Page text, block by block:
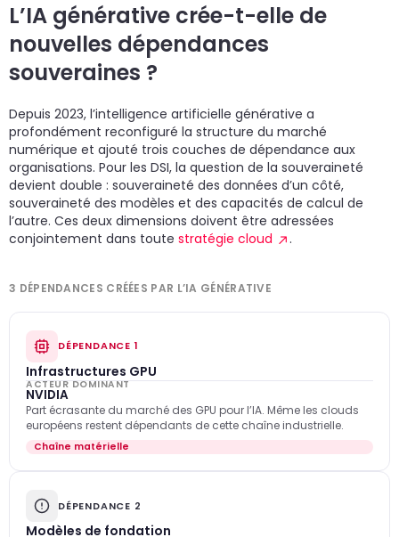
L’IA générative crée-t-elle de
nouvelles dépendances
souveraines ?
Depuis 2023, l’intelligence artificielle générative a
profondément reconfiguré la structure du marché
numérique et ajouté trois couches de dépendance aux
organisations. Pour les DSI, la question de la souveraineté
devient double : souveraineté des données d’un côté,
souveraineté des modèles et des capacités de calcul de
l’autre. Ces deux dimensions doivent être adressées
conjointement dans toute stratégie cloud .
3 DÉPENDANCES CRÉÉES PAR L’IA GÉNÉRATIVE
DÉPENDANCE 1
Infrastructures GPU
ACTEUR DOMINANT
NVIDIA
Part écrasante du marché des GPU pour l’IA. Même les clouds
européens restent dépendants de cette chaîne industrielle.
Chaîne matérielle
DÉPENDANCE 2
Modèles de fondation